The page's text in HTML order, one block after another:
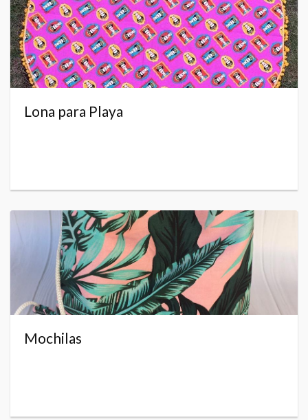
Lona para Playa
Mochilas